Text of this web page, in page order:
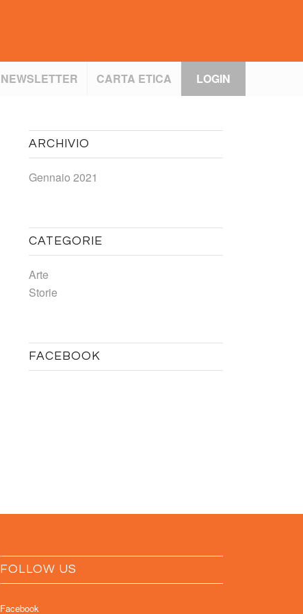
NEWSLETTER CARTA ETICA LOGIN
ARCHIVIO
Gennaio 2021
CATEGORIE
Arte
Storie
FACEBOOK
FOLLOW US
Facebook